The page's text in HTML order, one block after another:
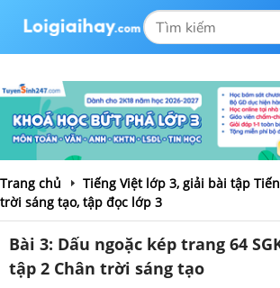
Trang chủ
Tiếng Việt lớp 3, giải bài tập
trời sáng tạo, tập đọc lớp 3
Bài 3: Dấu ngoặc kép trang 64
tập 2 Chân trời sáng tạo